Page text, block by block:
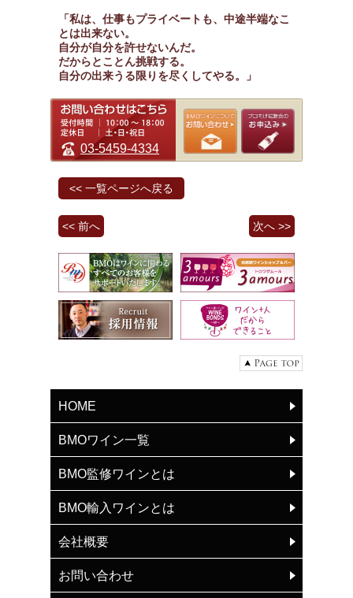
「私は、仕事もプライベートも、中途半端なこ
とは出来ない。
自分が自分を許せないんだ。
だからとことん挑戦する。
自分の出来うる限りを尽くしてやる。」
03-5459-4334
<< 一覧ページへ戻る
<< 前へ 次へ >>
HOME
BMOワイン一覧
BMO監修ワインとは
BMO輸入ワインとは
会社概要
お問い合わせ